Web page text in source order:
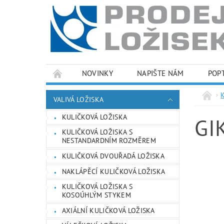
NOVINKY NAPIŠTE NÁM
PODMÍNKY OCHRANY OSOBNÍCH ÚDAJŮ
VALIVÁ LOŽISKA
KULIČKOVÁ LOŽISKA
KULIČKOVÁ LOŽISKA S
NESTANDARDNÍM ROZMĚREM
KULIČKOVÁ DVOUŘADÁ LOŽISKA
NAKLÁPĚCÍ KULIČKOVÁ LOŽISKA
KULIČKOVÁ LOŽISKA S
KOSOÚHLÝM STYKEM
AXIÁLNÍ KULIČKOVÁ LOŽISKA